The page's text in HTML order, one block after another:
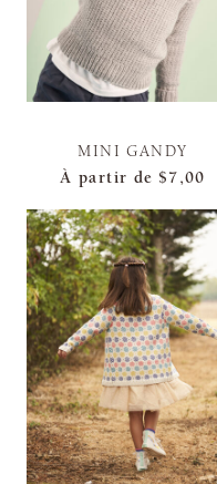
MINI GANDY
À partir de $7,00